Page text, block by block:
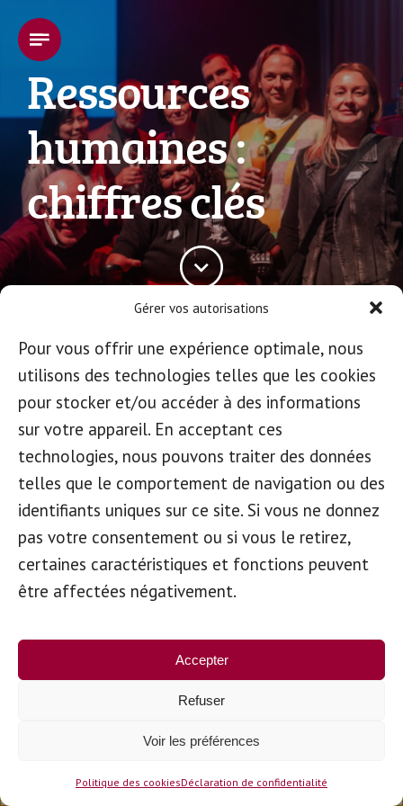
Gérer vos autorisations
Pour vous offrir une expérience optimale, nous
utilisons des technologies telles que les cookies
pour stocker et/ou accéder à des informations
sur votre appareil. En acceptant ces
technologies, nous pouvons traiter des données
telles que le comportement de navigation ou des
identifiants uniques sur ce site. Si vous ne donnez
pas votre consentement ou si vous le retirez,
certaines caractéristiques et fonctions peuvent
être affectées négativement.
Accepter
Refuser
Voir les préférences
Politique des cookiesDéclaration de confidentialité
Ressources
humaines :
chiffres clés